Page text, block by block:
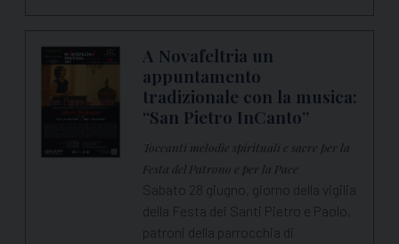
A Novafeltria un
appuntamento
tradizionale con la musica:
“San Pietro InCanto”
Toccanti melodie spirituali e sacre per la
Festa del Patrono e per la Pace
Sabato 28 giugno, giorno della vigilia
della Festa dei Santi Pietro e Paolo,
patroni della parrocchia di